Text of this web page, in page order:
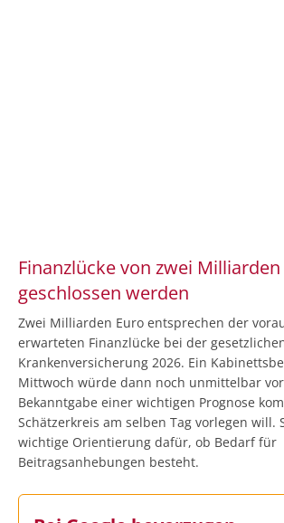
Finanzlücke von zwei
geschlossen werden
Zwei Milliarden Euro entsprechen der
erwarteten Finanzlücke bei der
Krankenversicherung 2026. Ein
Mittwoch würde dann noch unmittelbar
Bekanntgabe einer wichtigen Prognose
Schätzerkreis am selben Tag vorlegen will.
wichtige Orientierung dafür, ob Bedarf für
Beitragsanhebungen besteht.